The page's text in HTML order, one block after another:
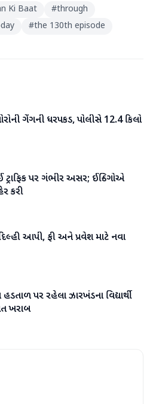
Ki Baat #through
#the 130th episode
ગેંગની ધરપકડ, પોલીસે 12.4 કિલો
ટ્રાફિક પર ગંભીર અસર; ઈન્ડિગોએ
કરી
આપી, ફી અને પ્રવેશ માટે નવા
પર રહેલા ઝારખંડના વિદ્યાર્થી
ખરાબ